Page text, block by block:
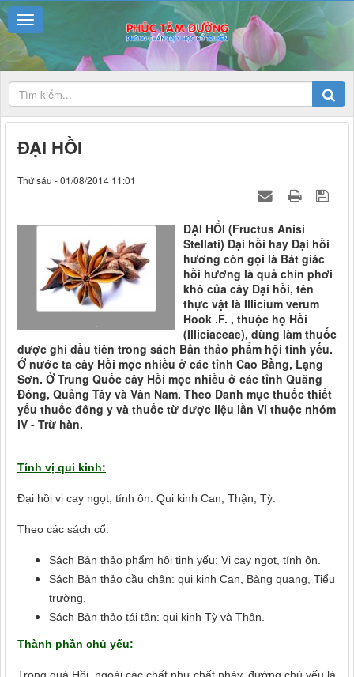
ĐẠI HỒI
Thứ sáu - 01/08/2014 11:01
.
ĐẠI HỔI (Fructus Anisi
Stellati) Đại hồi hay Đại hồi
hương còn gọi là Bát giác
hồi hương là quả chín phơi
khô của cây Đại hồi, tên
thực vật là Illicium verum
Hook .F. , thuộc họ Hồi
(Illiciaceae), dùng làm thuốc
được ghi đầu tiên trong sách Bản thảo phẩm hội tinh yếu.
Ở nước ta cây Hồi mọc nhiều ở các tỉnh Cao Bằng, Lạng
Sơn. Ở Trung Quốc cây Hồi mọc nhiều ở các tỉnh Quãng
Đông, Quảng Tây và Vân Nam. Theo Danh mục thuốc thiết
yếu thuốc đông y và thuốc từ dược liệu lần VI thuộc nhóm
IV - Trừ hàn.
Tính vị qui kinh:
Đại hồi vị cay ngọt, tính ôn. Qui kinh Can, Thận, Tỳ.
Theo các sách cổ:
Sách Bản thảo phẩm hội tinh yếu: Vị cay ngọt, tính ôn.
Sách Bản thảo cầu chân: qui kinh Can, Bàng quang, Tiểu
trường.
Sách Bản thảo tái tân: qui kinh Tỳ và Thận.
Thành phần chủ yếu: